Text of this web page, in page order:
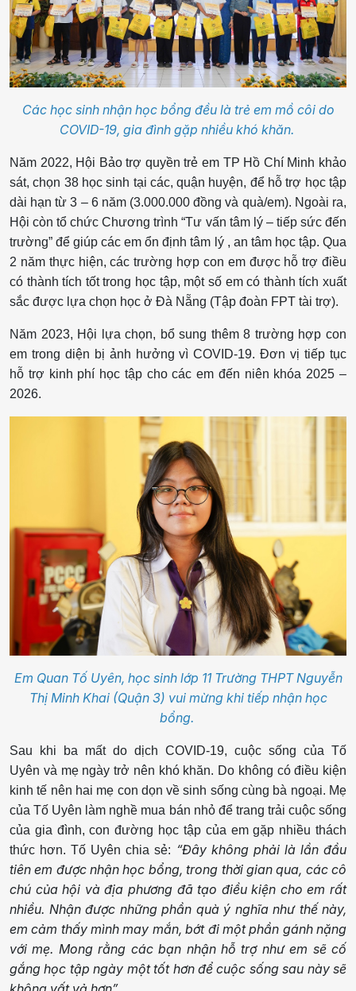
Các học sinh nhận học bổng đều là trẻ em mồ côi do
COVID-19, gia đình gặp nhiều khó khăn.
Năm 2022, Hội Bảo trợ quyền trẻ em TP Hồ Chí Minh khảo
sát, chọn 38 học sinh tại các, quận huyện, để hỗ trợ học tập
dài hạn từ 3 – 6 năm (3.000.000 đồng và quà/em). Ngoài ra,
Hội còn tổ chức Chương trình “Tư vấn tâm lý – tiếp sức đến
trường” để giúp các em ổn định tâm lý , an tâm học tập. Qua
2 năm thực hiện, các trường hợp con em được hỗ trợ điều
có thành tích tốt trong học tập, một số em có thành tích xuất
sắc được lựa chọn học ở Đà Nẵng (Tập đoàn FPT tài trợ).
Năm 2023, Hội lựa chọn, bổ sung thêm 8 trường hợp con
em trong diện bị ảnh hưởng vì COVID-19. Đơn vị tiếp tục
hỗ trợ kinh phí học tập cho các em đến niên khóa 2025 –
2026.
Em Quan Tố Uyên, học sinh lớp 11 Trường THPT Nguyễn
Thị Minh Khai (Quận 3) vui mừng khi tiếp nhận học
bổng.
Sau khi ba mất do dịch COVID-19, cuộc sống của Tố
Uyên và mẹ ngày trở nên khó khăn. Do không có điều kiện
kinh tế nên hai mẹ con dọn về sinh sống cùng bà ngoại. Mẹ
của Tố Uyên làm nghề mua bán nhỏ để trang trải cuộc sống
của gia đình, con đường học tập của em gặp nhiều thách
thức hơn. Tố Uyên chia sẻ: “Đây không phải là lần đầu
tiên em được nhận học bổng, trong thời gian qua, các cô
chú của hội và địa phương đã tạo điều kiện cho em rất
nhiều. Nhận được những phần quà ý nghĩa như thế này,
em cảm thấy mình may mắn, bớt đi một phần gánh nặng
với mẹ. Mong rằng các bạn nhận hỗ trợ như em sẽ cố
gắng học tập ngày một tốt hơn để cuộc sống sau này sẽ